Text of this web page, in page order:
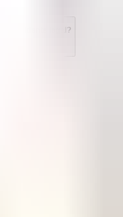
¿Puedo abortar si no soy residente legal?